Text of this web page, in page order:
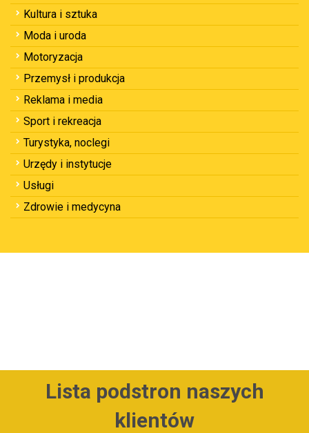
Kultura i sztuka
Moda i uroda
Motoryzacja
Przemysł i produkcja
Reklama i media
Sport i rekreacja
Turystyka, noclegi
Urzędy i instytucje
Usługi
Zdrowie i medycyna
Lista podstron naszych
klientów